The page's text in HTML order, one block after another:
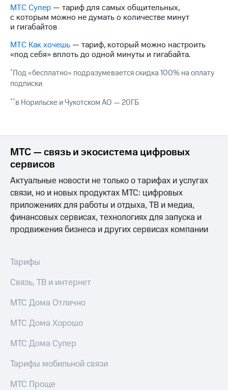
Перейти
на
eSIM
Для дома
и подключите
тарифом
Интернет,
ТВ и телефон
для дома
Услуги
Акции
Домашний
интернет
Спутниковое
в МТС
со своим
номером
Поддержка
и подписки
кабинет
интернета
и
Личный
кабинет
спутникового
ТВ
Скачать
приложение
Мой
Видеонаблюдение
для дома
мес
МТС
Premium
музыка
другое
Семейная
группа
Скидка
на тарифы,
общие
подписки
МТС Супер — тариф для самых общительных,
с которым можно не думать о количестве минут
и гигабайтов
МТС Как хочешь — тариф, который можно настроить
«под себя» вплоть до одной минуты и гигабайта.
*Под «бесплатно» подразумевается скидка 100% на оплату
подписки.
**в Норильске и Чукотском АО — 20ГБ
МТС — связь и экосистема цифровых
сервисов
Актуальные новости не только о тарифах и услугах
связи, но и новых продуктах МТС: цифровых
приложениях для работы и отдыха, ТВ и медиа,
финансовых сервисах, технологиях для запуска и
продвижения бизнеса и других сервисах компании
Тарифы
Связь, ТВ и интернет
МТС Дома Отлично
МТС Дома Хорошо
МТС Дома Супер
Тарифы мобильной связи
МТС Проще